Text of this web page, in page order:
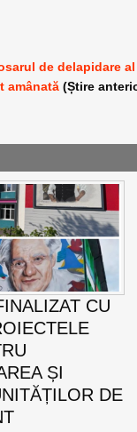
de delapidare
amânată (Știre
CU
ȘI
DE